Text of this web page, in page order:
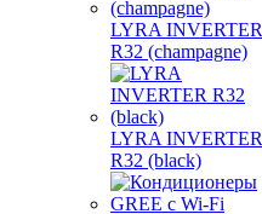
LYRA INVERTER
R32 (champagne)
LYRA INVERTER
R32 (black)